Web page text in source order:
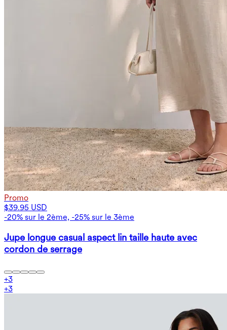
Promo
$39.95 USD
-20% sur le 2ème, -25% sur le 3ème
Jupe longue casual aspect lin taille haute avec
cordon de serrage
+3
+3